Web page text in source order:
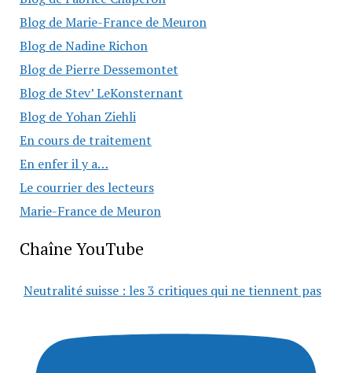
Blog de Marie-France de Meuron
Blog de Nadine Richon
Blog de Pierre Dessemontet
Blog de Stev’ LeKonsternant
Blog de Yohan Ziehli
En cours de traitement
En enfer il y a…
Le courrier des lecteurs
Marie-France de Meuron
Chaîne YouTube
Neutralité suisse : les 3 critiques qui ne tiennent pas